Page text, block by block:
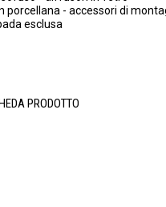
porcellana - accessori di
esclusa
PRODOTTO